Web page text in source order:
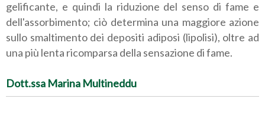
gelificante, e quindi la riduzione del senso di fame e
dell'assorbimento; ciò determina una maggiore azione
sullo smaltimento dei depositi adiposi (lipolisi), oltre ad
una più lenta ricomparsa della sensazione di fame.
Dott.ssa Marina Multineddu